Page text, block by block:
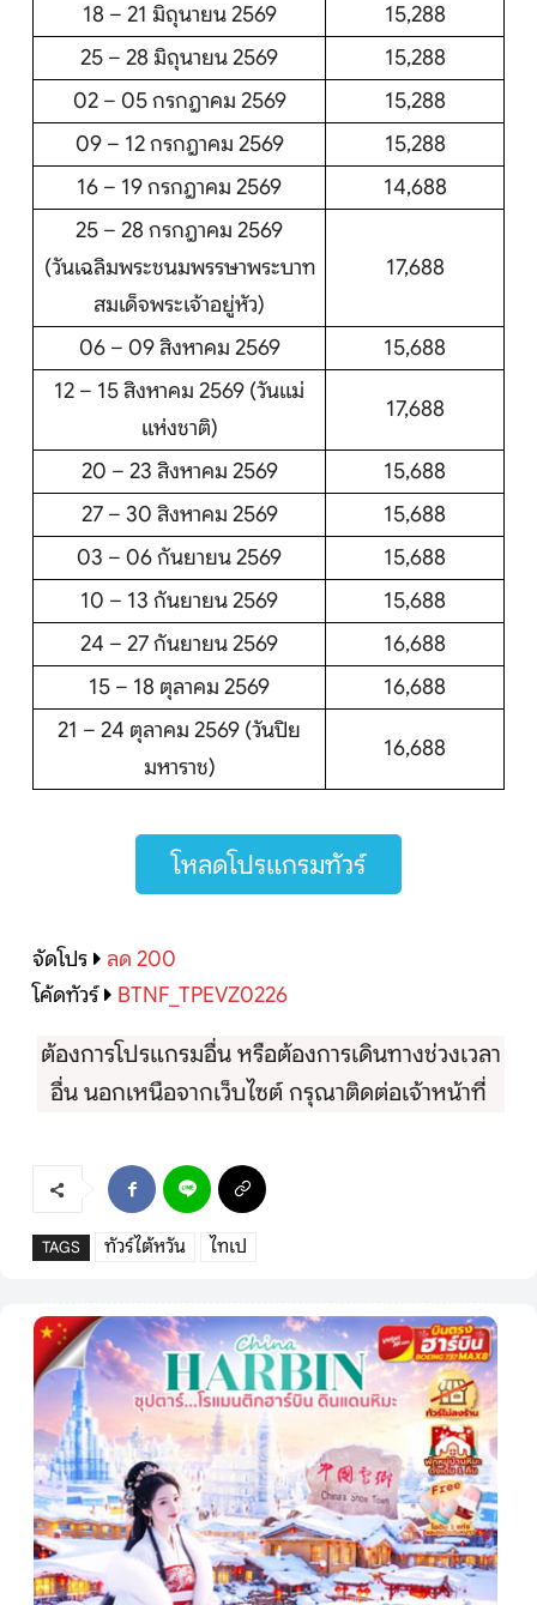
18 – 21 มิถุนายน 2569
15,288
25 – 28 มิถุนายน 2569
15,288
02 – 05 กรกฎาคม 2569
15,288
09 – 12 กรกฎาคม 2569
15,288
16 – 19 กรกฎาคม 2569
14,688
25 – 28 กรกฎาคม 2569
(วันเฉลิมพระชนมพรรษาพระบาท
สมเด็จพระเจ้าอยู่หัว)
17,688
06 – 09 สิงหาคม 2569
15,688
12 – 15 สิงหาคม 2569 (วันแม่
แห่งชาติ)
17,688
20 – 23 สิงหาคม 2569
15,688
27 – 30 สิงหาคม 2569
15,688
03 – 06 กันยายน 2569
15,688
10 – 13 กันยายน 2569
15,688
24 – 27 กันยายน 2569
16,688
15 – 18 ตุลาคม 2569
16,688
21 – 24 ตุลาคม 2569 (วันปิย
มหาราช)
16,688
โหลดโปรแกรมทัวร์
จัดโปร
ลด 200
โค้ดทัวร์
BTNF_TPEVZ0226
ต้องการโปรแกรมอื่น หรือต้องการเดินทางช่วงเวลา
อื่น นอกเหนือจากเว็บไซต์ กรุณาติดต่อเจ้าหน้าที่
TAGS ทัวร์ไต้หวัน ไทเป